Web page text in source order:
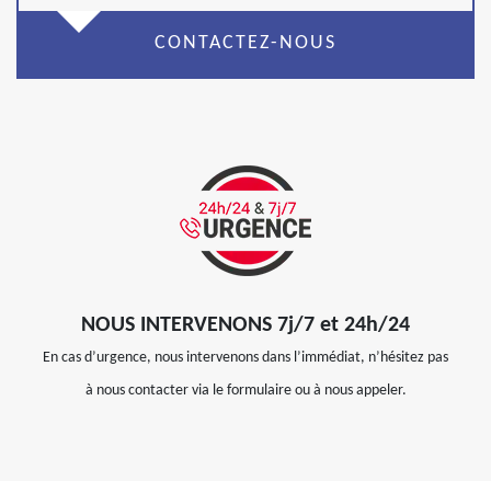
CONTACTEZ-NOUS
NOUS INTERVENONS 7j/7 et 24h/24
En cas d’urgence, nous intervenons dans l’immédiat, n’hésitez pas
à nous contacter via le formulaire ou à nous appeler.